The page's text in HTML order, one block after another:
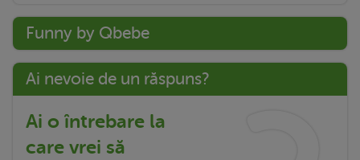
Funny by Qbebe
Ai nevoie de un răspuns?
Ai o întrebare la
care vrei să